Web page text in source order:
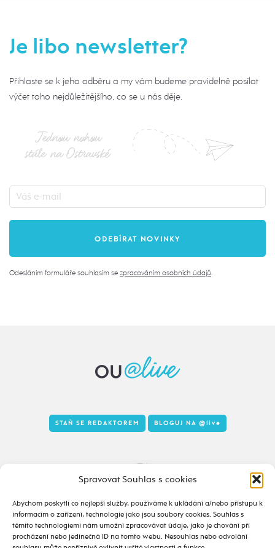
Spravovat Souhlas s cookies
Abychom poskytli co nejlepší služby, používáme k ukládání a/nebo přístupu k
informacím o zařízení, technologie jako jsou soubory cookies. Souhlas s
těmito technologiemi nám umožní zpracovávat údaje, jako je chování při
procházení nebo jedinečná ID na tomto webu. Nesouhlas nebo odvolání
Je libo newsletter?
Přihlaste se k jeho odběru a my vám budeme pravidelně posílat
výčet toho nejdůležitějšího, co se u nás děje.
Jednou nohou
stále na Ostravské
Odesláním formuláře souhlasím se zpracováním osobních údajů.
Tady to taky žije
STAŇ SE REDAKTOREM BLOGUJ NA @live